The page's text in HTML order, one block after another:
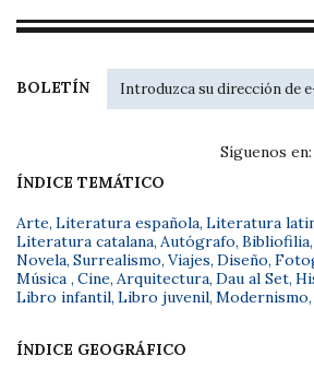
BOLETÍN
Síguenos en:
ÍNDICE TEMÁTICO
Arte, Literatura española, Literatura
Literatura catalana, Autógrafo, Bibliofilia,
Novela, Surrealismo, Viajes, Diseño,
Música , Cine, Arquitectura, Dau al Set,
Libro infantil, Libro juvenil, Modernismo,
ÍNDICE GEOGRÁFICO